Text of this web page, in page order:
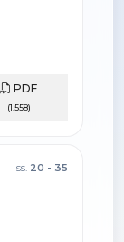
PDF
(1.558)
ss. 20 - 35